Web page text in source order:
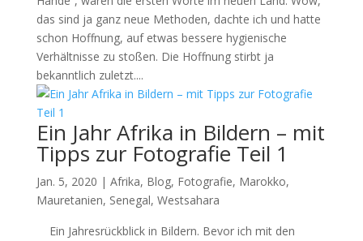
das sind ja ganz neue Methoden, dachte ich und hatte
schon Hoffnung, auf etwas bessere hygienische
Verhältnisse zu stoßen. Die Hoffnung stirbt ja
bekanntlich zuletzt....
Ein Jahr Afrika in Bildern – mit
Tipps zur Fotografie Teil 1
Jan. 5, 2020 | Afrika, Blog, Fotografie, Marokko,
Mauretanien, Senegal, Westsahara
Ein Jahresrückblick in Bildern. Bevor ich mit den